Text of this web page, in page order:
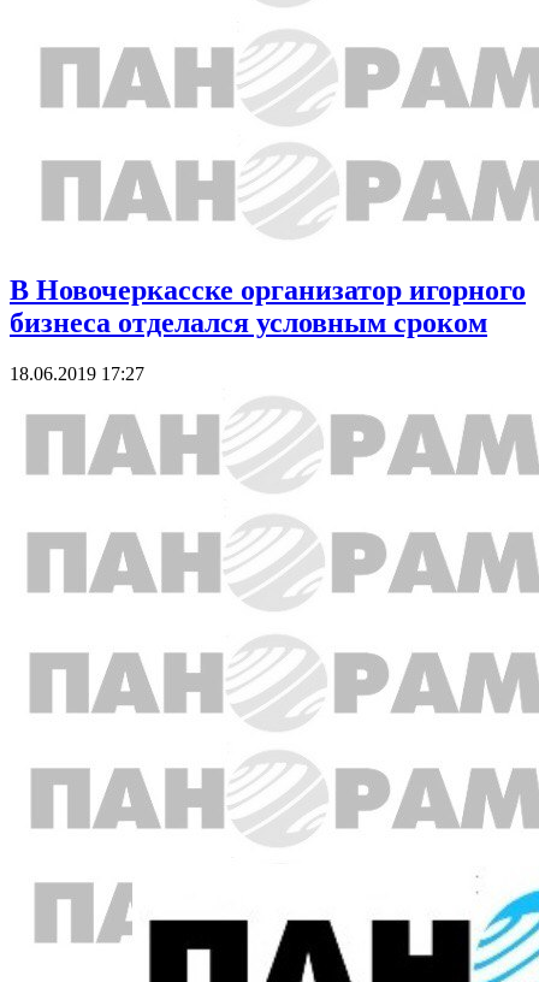
В Новочеркасске организатор игорного
бизнеса отделался условным сроком
18.06.2019 17:27